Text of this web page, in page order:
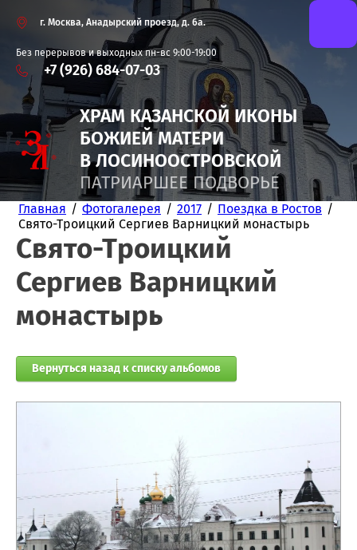
г. Москва, Анадырский проезд, д. 6а.
Без перерывов и выходных пн-вс 9:00-19:00
+7 (926) 684-07-03
ХРАМ КАЗАНСКОЙ ИКОНЫ
БОЖИЕЙ МАТЕРИ
В ЛОСИНООСТРОВСКОЙ
ПАТРИАРШЕЕ ПОДВОРЬЕ
Главная / Фотогалерея / 2017 / Поездка в Ростов /
Свято-Троицкий Сергиев Варницкий монастырь
Свято-Троицкий
Сергиев Варницкий
монастырь
Вернуться назад к списку альбомов